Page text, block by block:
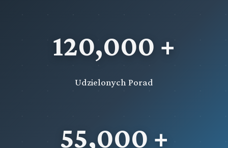
Wystąpienie państwa członkowskiego Unii Europejskiej o
wykonanie kary pozbawienia wolności
Wystąpienie do państwa członkowskiego Unii
warunkowym
120,000 +
Udzielonych Porad
55,000 +